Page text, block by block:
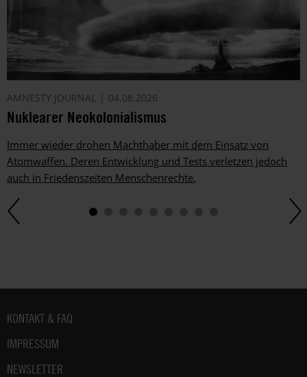
AMNESTY JOURNAL 04.08.2026
Nuklearer Neokolonialismus
Immer wieder drohen Machthaber mit dem Einsatz von
Atomwaffen. Deren Entwicklung und Tests verletzen jedoch
auch in Friedenszeiten Menschenrechte.
Fußbereich
KONTAKT & FAQ
IMPRESSUM
NEWSLETTER